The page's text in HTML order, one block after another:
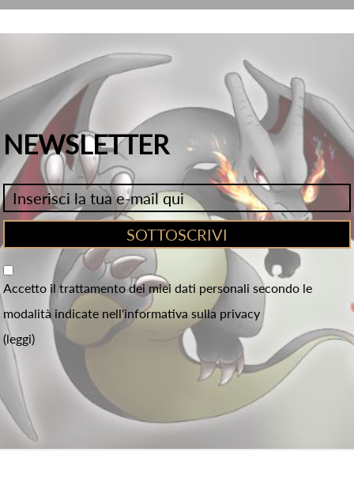
NEWSLETTER
Accetto il trattamento dei miei dati personali secondo le
modalità indicate nell'informativa sulla privacy
(leggi)